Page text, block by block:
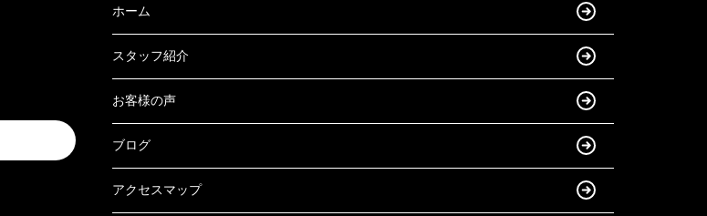
ホーム
スタッフ紹介
お客様の声
ブログ
アクセスマップ